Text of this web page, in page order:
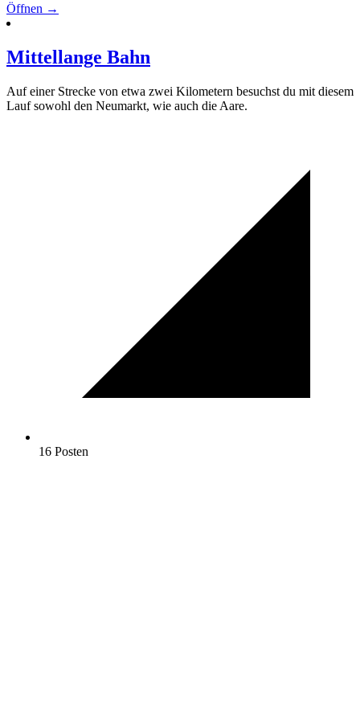
Öffnen →
Mittellange Bahn
Auf einer Strecke von etwa zwei Kilometern besuchst du mit diesem
Lauf sowohl den Neumarkt, wie auch die Aare.
16 Posten